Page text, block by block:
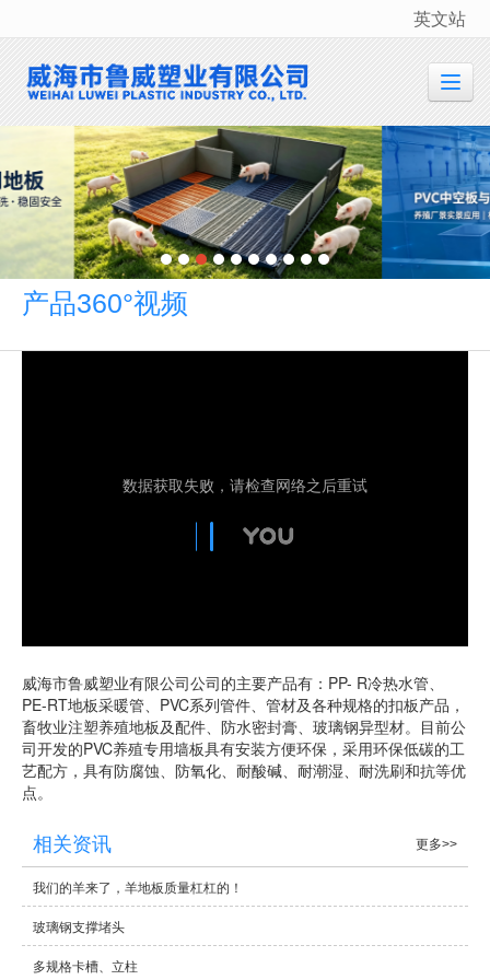
很遗憾，因您的浏览器版本过低导致无法获得最佳浏览体验，推荐下载安装谷歌浏览器！
英文站
产品360°视频
威海市鲁威塑业有限公司公司的主要产品有：PP- R冷热水管、
PE-RT地板采暖管、PVC系列管件、管材及各种规格的扣板产品，
畜牧业注塑养殖地板及配件、防水密封膏、玻璃钢异型材。目前公
司开发的PVC养殖专用墙板具有安装方便环保，采用环保低碳的工
艺配方，具有防腐蚀、防氧化、耐酸碱、耐潮湿、耐洗刷和抗等优
点。
相关资讯 更多>>
我们的羊来了，羊地板质量杠杠的！
玻璃钢支撑堵头
多规格卡槽、立柱